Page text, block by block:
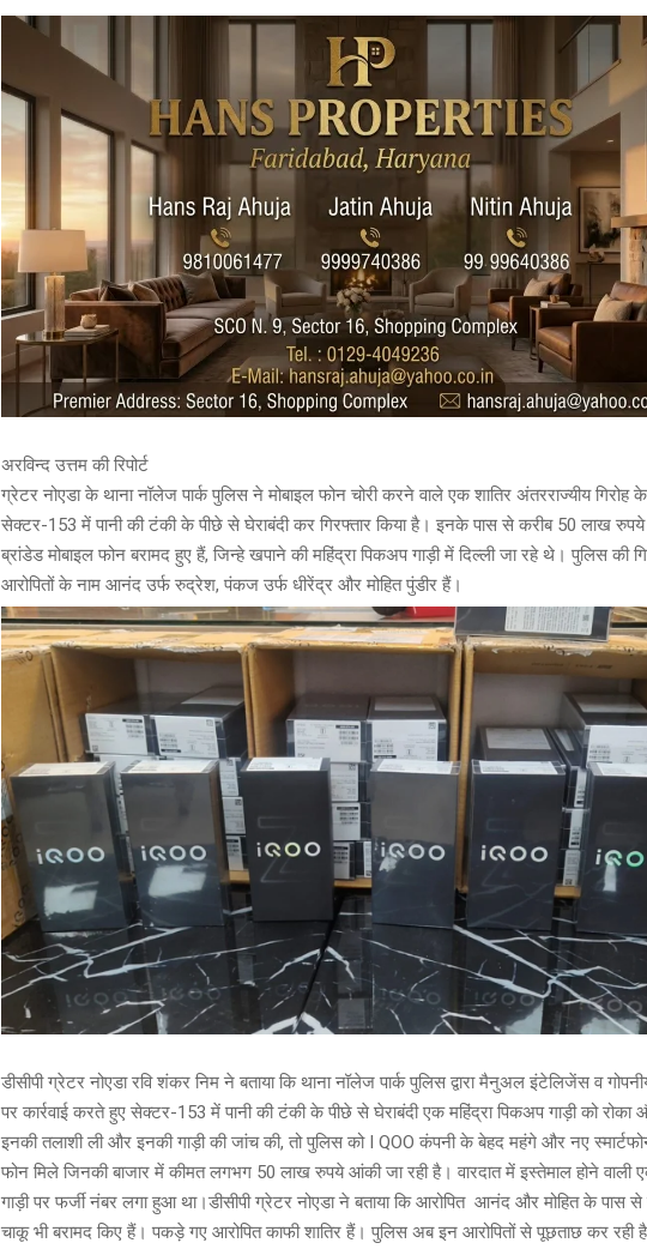
अरविन्द उत्तम की रिपोर्ट
ग्रेटर नोएडा के थाना नॉलेज पार्क पुलिस ने मोबाइल फोन चोरी करने वाले एक शातिर अंतरराज्यीय गिरोह
सेक्टर-153 में पानी की टंकी के पीछे से घेराबंदी कर गिरफ्तार किया है। इनके पास से करीब 50 लाख
ब्रांडेड मोबाइल फोन बरामद हुए हैं, जिन्हे खपाने की महिंद्रा पिकअप गाड़ी में दिल्ली जा रहे थे। पुलिस की
आरोपितों के नाम आनंद उर्फ रुद्रेश, पंकज उर्फ धीरेंद्र और मोहित पुंडीर हैं।
डीसीपी ग्रेटर नोएडा रवि शंकर निम ने बताया कि थाना नॉलेज पार्क पुलिस द्वारा मैनुअल इंटेलिजेंस व
पर कार्रवाई करते हुए सेक्टर-153 में पानी की टंकी के पीछे से घेराबंदी एक महिंद्रा पिकअप गाड़ी को
इनकी तलाशी ली और इनकी गाड़ी की जांच की, तो पुलिस को I QOO कंपनी के बेहद महंगे और नए
फोन मिले जिनकी बाजार में कीमत लगभग 50 लाख रुपये आंकी जा रही है। वारदात में इस्तेमाल होने वाली
गाड़ी पर फर्जी नंबर लगा हुआ था।डीसीपी ग्रेटर नोएडा ने बताया कि आरोपित आनंद और मोहित के पास
चाकू भी बरामद किए हैं। पकड़े गए आरोपित काफी शातिर हैं। पुलिस अब इन आरोपितों से पूछताछ कर रही है